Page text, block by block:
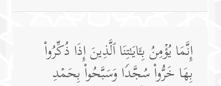
إِنَّمَا یُؤۡمِنُ بِـَٔایَـٰتِنَا ٱلَّذِینَ إِذَا ذُكِّرُوا۟
بِهَا خَرُّوا۟ سُجَّدࣰا وَسَبَّحُوا۟ بِحَمۡدِ